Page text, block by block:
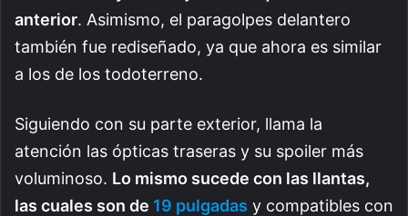
anterior. Asimismo, el paragolpes delantero
también fue rediseñado, ya que ahora es similar
a los de los todoterreno.
Siguiendo con su parte exterior, llama la
atención las ópticas traseras y su spoiler más
voluminoso. Lo mismo sucede con las llantas,
las cuales son de 19 pulgadas y compatibles con